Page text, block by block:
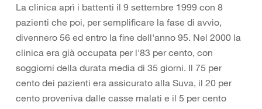
La clinica aprì i battenti il 9 settembre 1999 con 8
pazienti che poi, per semplificare la fase di avvio,
divennero 56 ed entro la fine dell'anno 95. Nel 2000 la
clinica era già occupata per l'83 per cento, con
soggiorni della durata media di 35 giorni. Il 75 per
cento dei pazienti era assicurato alla Suva, il 20 per
cento proveniva dalle casse malati e il 5 per cento